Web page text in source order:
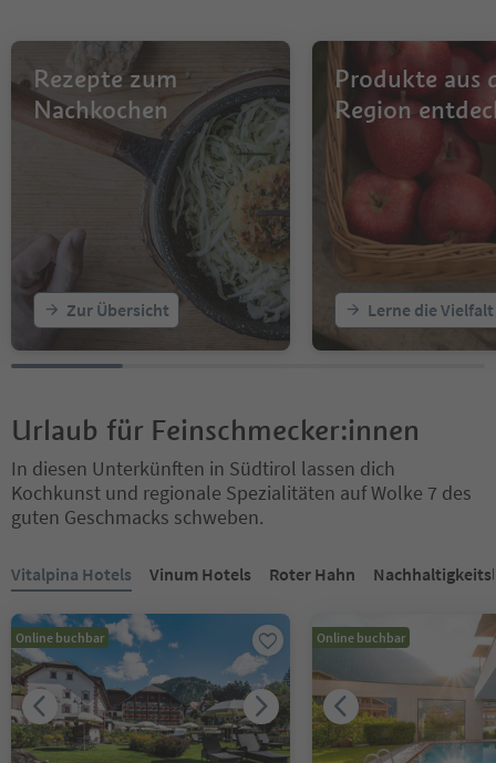
Rezepte zum
Nachkochen
Zur Übersicht
Produkte aus
Region
Lerne die
Urlaub für Feinschmecker:innen
In diesen Unterkünften in Südtirol lassen dich
Kochkunst und regionale Spezialitäten auf Wolke 7 des
guten Geschmacks schweben.
Vitalpina Hotels Vinum Hotels Roter Hahn
Online buchbar Online buchbar